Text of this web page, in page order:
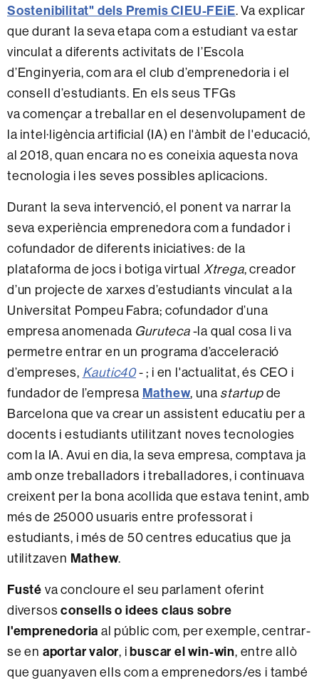
Sostenibilitat" dels Premis CIEU-FEiE. Va explicar
que durant la seva etapa com a estudiant va estar
vinculat a diferents activitats de l’Escola
d’Enginyeria, com ara el club d’emprenedoria i el
consell d’estudiants. En els seus TFGs
va començar a treballar en el desenvolupament de
la intel·ligència artificial (IA) en l'àmbit de l'educació,
al 2018, quan encara no es coneixia aquesta nova
tecnologia i les seves possibles aplicacions.
Durant la seva intervenció, el ponent va narrar la
seva experiència emprenedora com a fundador i
cofundador de diferents iniciatives: de la
plataforma de jocs i botiga virtual Xtrega, creador
d’un projecte de xarxes d’estudiants vinculat a la
Universitat Pompeu Fabra; cofundador d’una
empresa anomenada Guruteca-la qual cosa li va
permetre entrar en un programa d’acceleració
d’empreses, Kautic40- ; i en l'actualitat, és CEO i
fundador de l’empresa Mathew, una startupde
Barcelona que va crear un assistent educatiu per a
docents i estudiants utilitzant noves tecnologies
com la IA. Avui en dia, la seva empresa, comptava ja
amb onze treballadors i treballadores, i continuava
creixent per la bona acollida que estava tenint, amb
més de 25000 usuaris entre professorat i
estudiants, i més de 50 centres educatius que ja
utilitzaven Mathew.
Fusté va concloure el seu parlament oferint
diversosconsells o idees claus sobre
l'emprenedoriaal públic com, per exemple, centrar-
se en aportar valor, ibuscar el win-win, entre allò
que guanyaven ells com a emprenedors/es i també